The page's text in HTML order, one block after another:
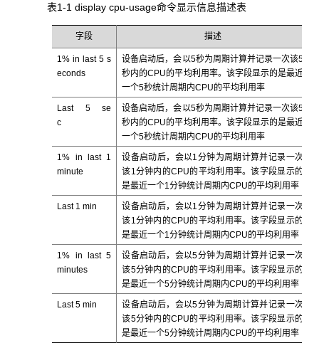
表1-1 display cpu-usage命令显示信息描述表
字段 描述
1% in last 5 s
econds
设备启动后，会以5秒为周期计算并记录一次该5
秒内的CPU的平均利用率。该字段显示的是最近
一个5秒统计周期内CPU的平均利用率
Last 5 se
c
设备启动后，会以5秒为周期计算并记录一次该5
秒内的CPU的平均利用率。该字段显示的是最近
一个5秒统计周期内CPU的平均利用率
1% in last 1
minute
设备启动后，会以1分钟为周期计算并记录一次
该1分钟内的CPU的平均利用率。该字段显示的
是最近一个1分钟统计周期内CPU的平均利用率
Last 1 min
设备启动后，会以1分钟为周期计算并记录一次
该1分钟内的CPU的平均利用率。该字段显示的
是最近一个1分钟统计周期内CPU的平均利用率
1% in last 5
minutes
设备启动后，会以5分钟为周期计算并记录一次
该5分钟内的CPU的平均利用率。该字段显示的
是最近一个5分钟统计周期内CPU的平均利用率
Last 5 min
设备启动后，会以5分钟为周期计算并记录一次
该5分钟内的CPU的平均利用率。该字段显示的
是最近一个5分钟统计周期内CPU的平均利用率